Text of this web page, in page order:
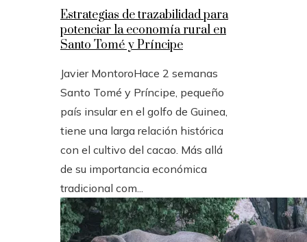
Estrategias de trazabilidad para
potenciar la economía rural en
Santo Tomé y Príncipe
Javier MontoroHace 2 semanas
Santo Tomé y Príncipe, pequeño
país insular en el golfo de Guinea,
tiene una larga relación histórica
con el cultivo del cacao. Más allá
de su importancia económica
tradicional com...